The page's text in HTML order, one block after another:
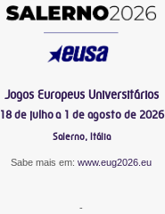
Jogos Europeus Universitários
18 de julho a 1 de agosto de 2026
Salerno, Itália
Sabe mais em:www.eug2026.eu
-